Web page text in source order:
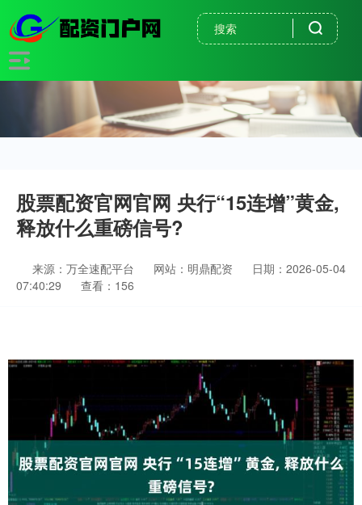
股票配资官网官网 央行“15连增”黄金,
释放什么重磅信号?
来源：万全速配平台 网站：明鼎配资
日期：2026-05-04
07:40:29
查看：156